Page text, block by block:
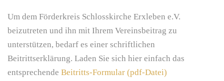
Um dem Förderkreis Schlosskirche Erxleben e.V.
beizutreten und ihn mit Ihrem Vereinsbeitrag zu
unterstützen, bedarf es einer schriftlichen
Beitrittserklärung. Laden Sie sich hier einfach das
entsprechende Beitritts-Formular (pdf-Datei)